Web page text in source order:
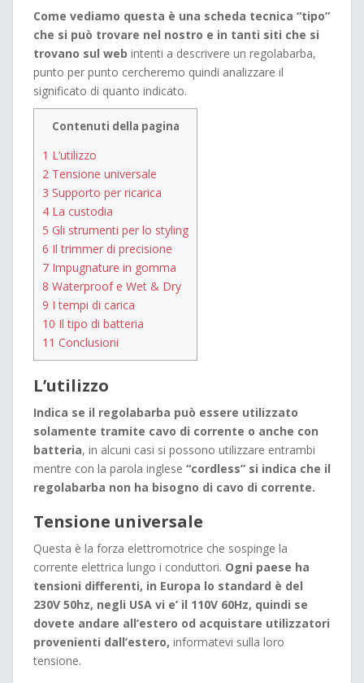
Come vediamo questa è una scheda tecnica “tipo”
che si può trovare nel nostro e in tanti siti che si
trovano sul web intenti a descrivere un regolabarba,
punto per punto cercheremo quindi analizzare il
significato di quanto indicato.
Contenuti della pagina
1 L’utilizzo
2 Tensione universale
3 Supporto per ricarica
4 La custodia
5 Gli strumenti per lo styling
6 Il trimmer di precisione
7 Impugnature in gomma
8 Waterproof e Wet & Dry
9 I tempi di carica
10 Il tipo di batteria
11 Conclusioni
L’utilizzo
Indica se il regolabarba può essere utilizzato
solamente tramite cavo di corrente o anche con
batteria, in alcuni casi si possono utilizzare entrambi
mentre con la parola inglese “cordless” si indica che il
regolabarba non ha bisogno di cavo di corrente.
Tensione universale
Questa è la forza elettromotrice che sospinge la
corrente elettrica lungo i conduttori. Ogni paese ha
tensioni differenti, in Europa lo standard è del
230V 50hz, negli USA vi e’ il 110V 60Hz, quindi se
dovete andare all’estero od acquistare utilizzatori
provenienti dall’estero, informatevi sulla loro
tensione.